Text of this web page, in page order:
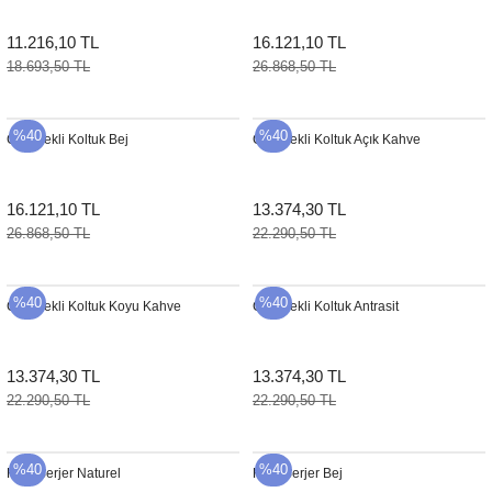
11.216,10 TL
18.693,50 TL
16.121,10 TL
26.868,50 TL
%40
Clint Tekli Koltuk Bej
16.121,10 TL
26.868,50 TL
%40
Clint Tekli Koltuk Açık Kahve
13.374,30 TL
22.290,50 TL
%40
Clint Tekli Koltuk Koyu Kahve
13.374,30 TL
22.290,50 TL
%40
Clint Tekli Koltuk Antrasit
13.374,30 TL
22.290,50 TL
%40
Kent Berjer Naturel %40
Kent Berjer Bej